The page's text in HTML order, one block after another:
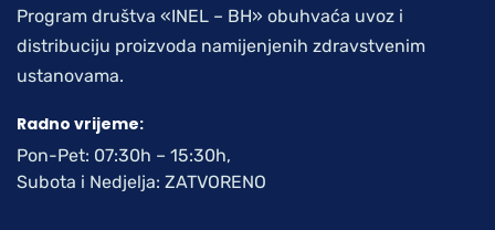
Program društva «INEL – BH» obuhvaća uvoz i
distribuciju proizvoda namijenjenih zdravstvenim
ustanovama.
Radno vrijeme:
Pon-Pet: 07:30h – 15:30h,
Subota i Nedjelja: ZATVORENO